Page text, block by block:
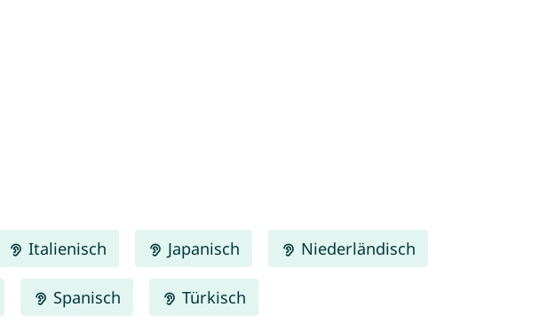
Italienisch Japanisch Niederländisch
Spanisch Türkisch